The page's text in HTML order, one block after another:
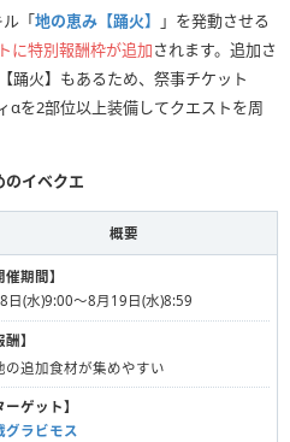
ル「地の恵み【踊火】
」を発動させる
に特別報酬枠が追加されます。追加さ
踊火】もあるため、祭事チケット
αを2部位以上装備してクエストを周
のイベクエ
概要
催期間】
日(水)9:00〜8月19日(水)8:59
酬】
の追加食材が集めやすい
ーゲット】
グラビモス